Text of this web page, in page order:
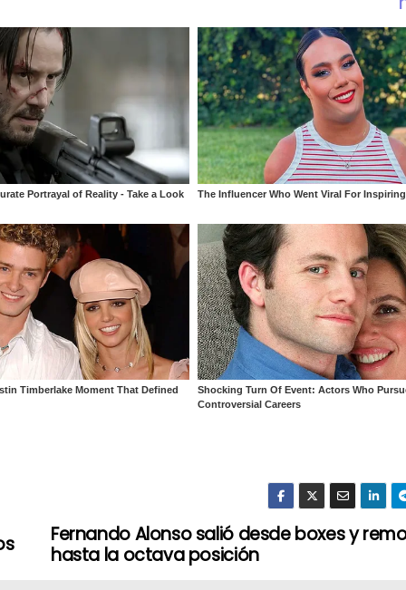
Fernando Alonso salió desde boxes y
hasta la octava posición